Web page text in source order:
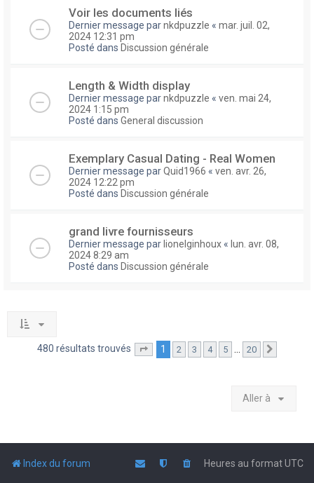
Voir les documents liés
Dernier message parnkdpuzzle « mar. juil. 02,
2024 12:31 pm
Posté dans Discussion générale
Length & Width display
Dernier message parnkdpuzzle « ven. mai 24,
2024 1:15 pm
Posté dans General discussion
Exemplary Сasual Dating - Real Women
Dernier message parQuid1966 « ven. avr. 26,
2024 12:22 pm
Posté dans Discussion générale
grand livre fournisseurs
Dernier message par lionelginhoux « lun. avr. 08,
2024 8:29 am
Posté dans Discussion générale
480 résultats trouvés Page sur20
1 2 3 4 5 … 20
Aller à
Index du forum Heures au formatUTC